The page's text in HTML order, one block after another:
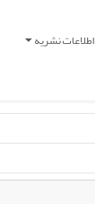
اطلاعات نشریه